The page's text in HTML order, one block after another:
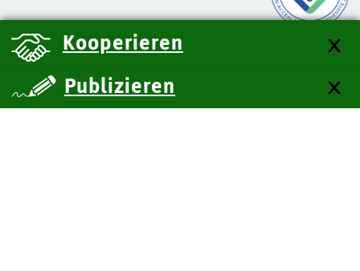
Publizieren
Kooperieren